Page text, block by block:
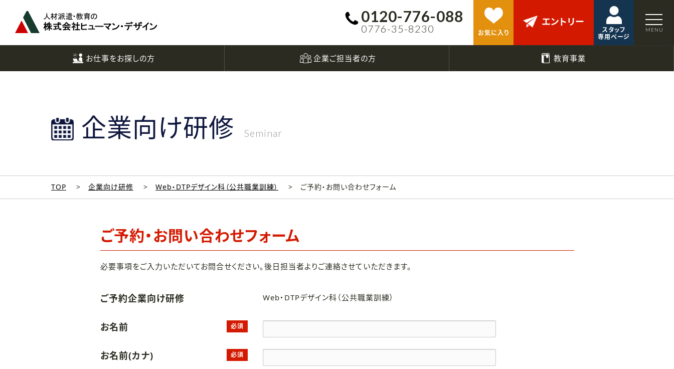
0120-776-088
0776-35-8230 お気に入り
エントリー
スタッフ
専用ページ
お仕事をお探しの方 企業ご担当者の方 教育事業
企業向け研修 Seminar
TOP 企業向け研修 Web・DTPデザイン科（公共職業訓練） ご予約・お問い合わせフォーム
ご予約・お問い合わせフォーム
必要事項をご入力いただいてお問合せください。後日担当者よりご連絡させていただきます。
ご予約企業向け研修 Web・DTPデザイン科（公共職業訓練）
お名前 必須
お名前(カナ) 必須
へ